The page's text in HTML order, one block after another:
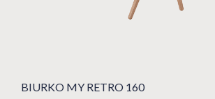
BIURKO MY RETRO 160